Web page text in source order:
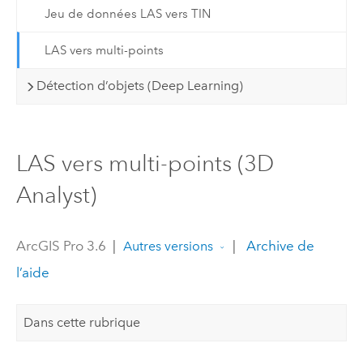
Jeu de données LAS vers TIN
LAS vers multi-points
Détection d’objets (Deep Learning)
LAS vers multi-points (3D
Analyst)
ArcGIS Pro 3.6 Autres versions
Archive de
l’aide
Dans cette rubrique